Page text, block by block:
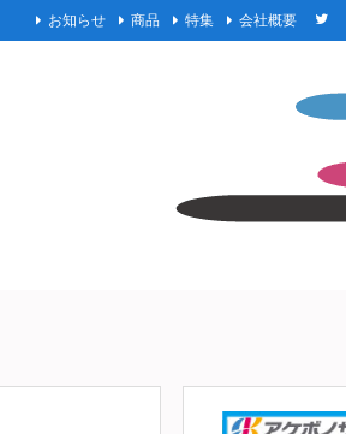
お知らせ 商品 特集 会社概要